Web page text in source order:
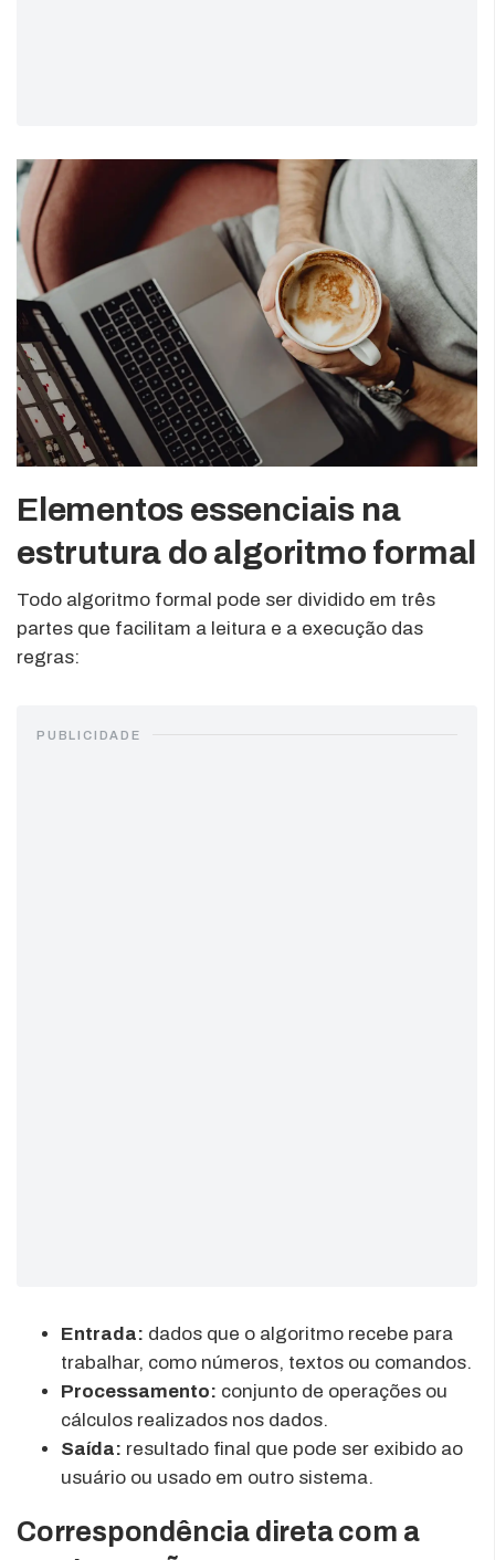
Elementos essenciais na
estrutura do algoritmo formal
Todo algoritmo formal pode ser dividido em três
partes que facilitam a leitura e a execução das
regras:
PUBLICIDADE
Entrada: dados que o algoritmo recebe para
trabalhar, como números, textos ou comandos.
Processamento: conjunto de operações ou
cálculos realizados nos dados.
Saída: resultado final que pode ser exibido ao
usuário ou usado em outro sistema.
Correspondência direta com a